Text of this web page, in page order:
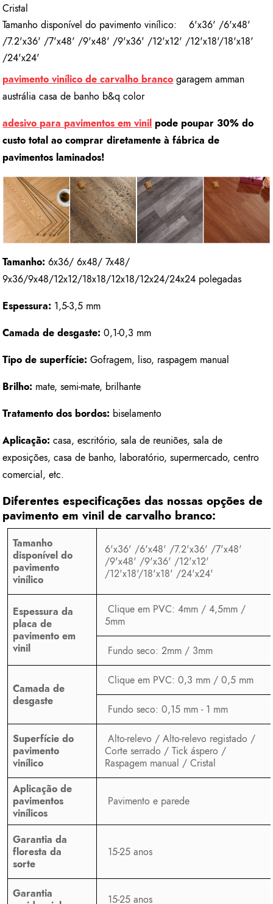
Cristal
Tamanho disponível do pavimento vinílico:
6'x36' /6'x48'
/7.2'x36' /7'x48' /9'x48' /9'x36' /12'x12' /12'x18'/18'x18'
/24'x24'
pavimento vinílico de carvalho branco garagem amman
austrália casa de banho b&q color
adesivo para pavimentos em vinil pode poupar 30% do
custo total ao comprar diretamente à fábrica de
pavimentos laminados!
Tamanho: 6x36/ 6x48/ 7x48/
9x36/9x48/12x12/18x18/12x18/12x24/24x24 polegadas
Espessura: 1,5-3,5 mm
Camada de desgaste: 0,1-0,3 mm
Tipo de superfície: Gofragem, liso, raspagem manual
Brilho: mate, semi-mate, brilhante
Tratamento dos bordos: biselamento
Aplicação:casa, escritório, sala de reuniões, sala de
exposições, casa de banho, laboratório, supermercado, centro
comercial, etc.
Diferentes especificações das nossas opções de
pavimento em vinil de carvalho branco:
Tamanho
disponível do
pavimento
vinílico
6'x36' /6'x48' /7.2'x36' /7'x48'
/9'x48' /9'x36' /12'x12'
/12'x18'/18'x18' /24'x24'
Espessura da
placa de
pavimento em
vinil
Clique em PVC: 4mm / 4,5mm /
5mm
Fundo seco: 2mm / 3mm
Camada de
desgaste
Clique em PVC: 0,3 mm / 0,5 mm
Fundo seco: 0,15 mm - 1 mm
Superfície do
pavimento
vinílico
Alto-relevo / Alto-relevo registado /
Corte serrado / Tick áspero /
Raspagem manual / Cristal
Aplicação de
pavimentos
vinílicos
Pavimento e parede
Garantia da
floresta da
sorte
15-25 anos
Garantia
15-25 anos